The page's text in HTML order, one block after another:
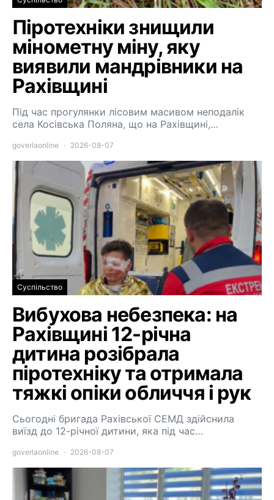
Піротехніки знищили
мінометну міну, яку
виявили мандрівники на
Рахівщині
Під час прогулянки лісовим масивом неподалік
села Косівська Поляна, що на Рахівщині,…
goverlaonline 2026-08-07
Суспільство
Вибухова небезпека: на
Рахівщині 12-річна
дитина розібрала
піротехніку та отримала
тяжкі опіки обличчя і рук
Сьогодні бригада Рахівської СЕМД здійснила
виїзд до 12-річної дитини, яка під час…
goverlaonline 2026-08-07